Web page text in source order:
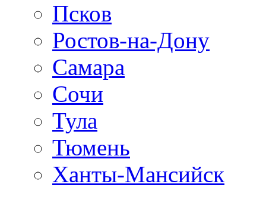
Псков
Ростов-на-Дону
Самара
Сочи
Тула
Тюмень
Ханты-Мансийск